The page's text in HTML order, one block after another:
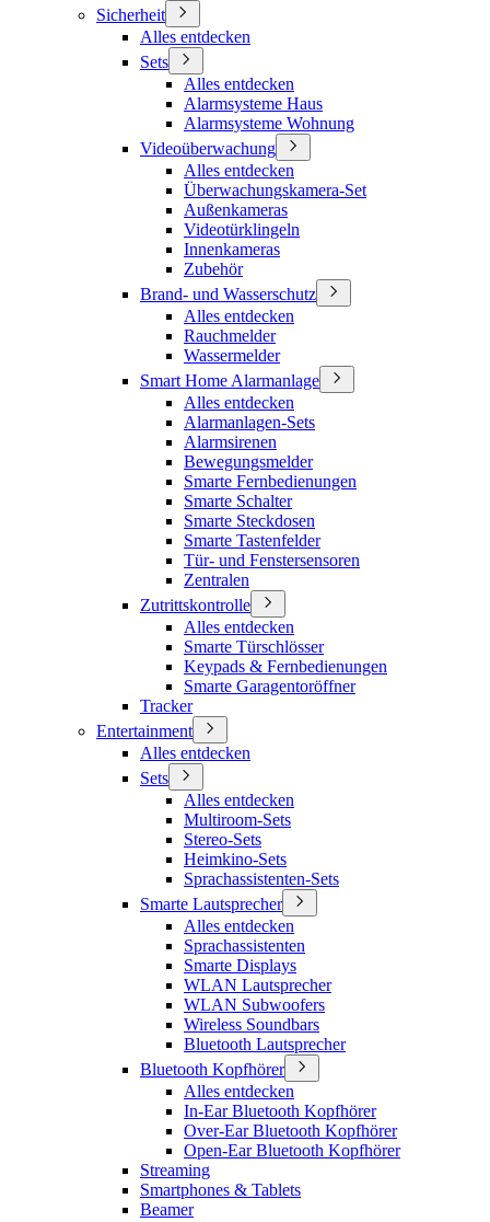
Sicherheit
Alles entdecken
Sets
Alles entdecken
Alarmsysteme Haus
Alarmsysteme Wohnung
Videoüberwachung
Alles entdecken
Überwachungskamera-Set
Außenkameras
Videotürklingeln
Innenkameras
Zubehör
Brand- und Wasserschutz
Alles entdecken
Rauchmelder
Wassermelder
Smart Home Alarmanlage
Alles entdecken
Alarmanlagen-Sets
Alarmsirenen
Bewegungsmelder
Smarte Fernbedienungen
Smarte Schalter
Smarte Steckdosen
Smarte Tastenfelder
Tür- und Fenstersensoren
Zentralen
Zutrittskontrolle
Alles entdecken
Smarte Türschlösser
Keypads & Fernbedienungen
Smarte Garagentoröffner
Tracker
Entertainment
Alles entdecken
Sets
Alles entdecken
Multiroom-Sets
Stereo-Sets
Heimkino-Sets
Sprachassistenten-Sets
Smarte Lautsprecher
Alles entdecken
Sprachassistenten
Smarte Displays
WLAN Lautsprecher
WLAN Subwoofers
Wireless Soundbars
Bluetooth Lautsprecher
Bluetooth Kopfhörer
Alles entdecken
In-Ear Bluetooth Kopfhörer
Over-Ear Bluetooth Kopfhörer
Open-Ear Bluetooth Kopfhörer
Streaming
Smartphones & Tablets
Beamer